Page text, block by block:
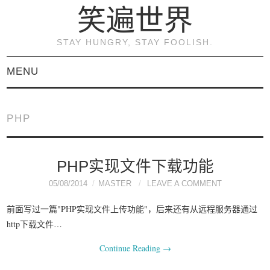
笑遍世界
STAY HUNGRY, STAY FOOLISH.
MENU
（连载）
战与原理解析》
PHP
PHP实现文件下载功能
05/08/2014 MASTER LEAVE A COMMENT
前面写过一篇"PHP实现文件上传功能"，后来还有从远程服务器通过
http下载文件…
Continue Reading →